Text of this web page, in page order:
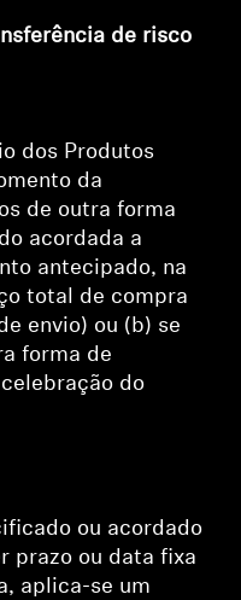
de risco
dos Produtos
da
de outra forma
acordada a
antecipado, na
total de compra
envio) ou (b) se
forma de
do
ou acordado
prazo ou data fixa
aplica-se um